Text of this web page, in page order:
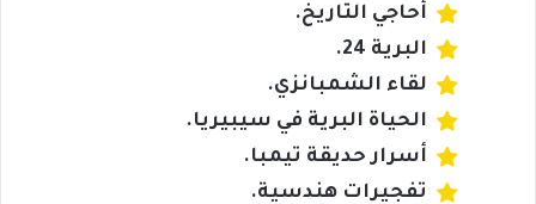
أحاجي التاريخ.
البرية 24.
لقاء الشمبانزي.
الحياة البرية في سيبيريا.
أسرار حديقة تيمبا.
تفجيرات هندسية.